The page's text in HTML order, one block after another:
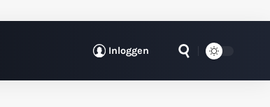
Inloggen